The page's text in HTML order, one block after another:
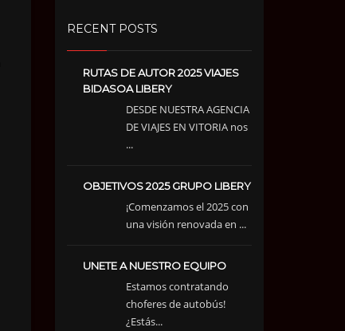
RECENT POSTS
RUTAS DE AUTOR 2025 VIAJES
BIDASOA LIBERY
DESDE NUESTRA AGENCIA
DE VIAJES EN VITORIA nos
...
OBJETIVOS 2025 GRUPO LIBERY
¡Comenzamos el 2025 con
una visión renovada en ...
UNETE A NUESTRO EQUIPO
Estamos contratando
choferes de autobús!
¿Estás...